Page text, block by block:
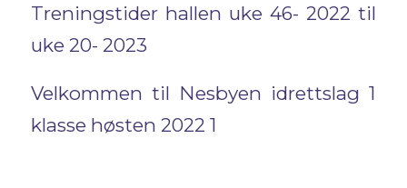
Treningstider hallen uke 46- 2022 til
uke 20- 2023
Velkommen til Nesbyen idrettslag 1
klasse høsten 2022 1